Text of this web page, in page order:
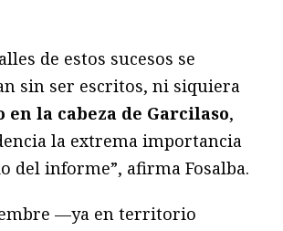
de estos sucesos se
sin ser escritos, ni siquiera
en la cabeza de Garcilaso,
la extrema importancia
del informe”, afirma Fosalba.
—ya en territorio